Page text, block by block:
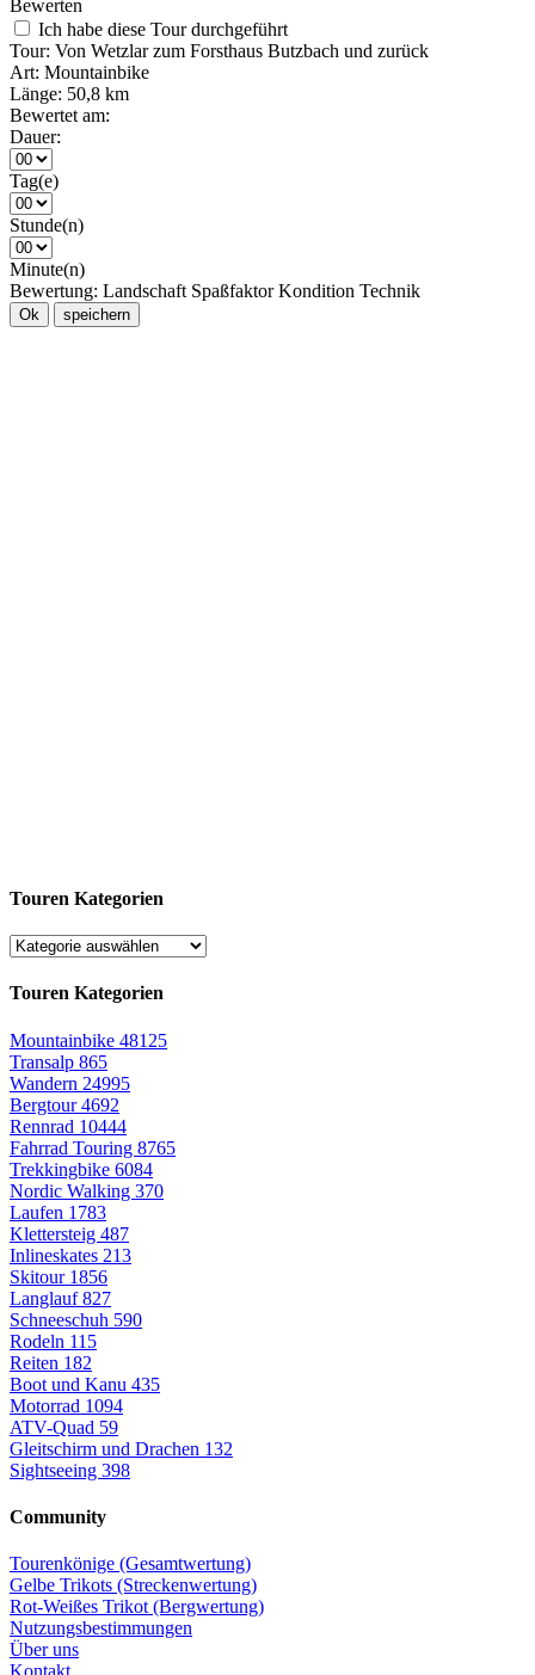
Bewerten
Ich habe diese Tour durchgeführt
Tour: Von Wetzlar zum Forsthaus Butzbach und zurück
Art: Mountainbike
Länge: 50,8 km
Bewertet am:
Dauer:
Tag(e)
Stunde(n)
Minute(n)
Bewertung: Landschaft Spaßfaktor Kondition Technik
Ok speichern
Touren Kategorien
Touren Kategorien
Mountainbike 48125
Transalp 865
Wandern 24995
Bergtour4692
Rennrad 10444
Fahrrad Touring 8765
Trekkingbike 6084
Nordic Walking 370
Laufen 1783
Klettersteig 487
Inlineskates 213
Skitour 1856
Langlauf827
Schneeschuh 590
Rodeln 115
Reiten 182
Boot und Kanu 435
Motorrad 1094
ATV-Quad 59
Gleitschirm und Drachen 132
Sightseeing 398
Community
Tourenkönige (Gesamtwertung)
Gelbe Trikots (Streckenwertung)
Rot-Weißes Trikot (Bergwertung)
Nutzungsbestimmungen
Über uns
Kontakt